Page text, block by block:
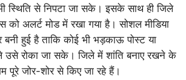
स्थिति से निपटा जा सके। इसके साथ ही जिले
को अलर्ट मोड में रखा गया है। सोशल मीडिया
हुई है ताकि कोई भी भड़काऊ पोस्ट या
रोका जा सके। जिले में शांति बनाए रखने के
पूरे जोर-शोर से किए जा रहे हैं।